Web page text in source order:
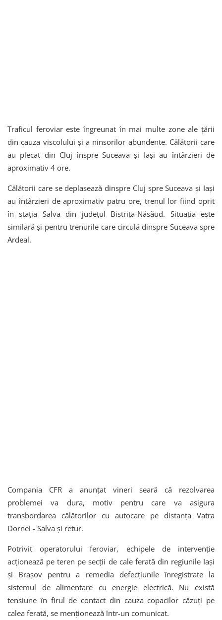
Traficul feroviar este îngreunat în mai multe zone ale țării
din cauza viscolului și a ninsorilor abundente. Călătorii care
au plecat din Cluj înspre Suceava și Iași au întârzieri de
aproximativ 4 ore.
Călătorii care se deplasează dinspre Cluj spre Suceava și Iași
au întârzieri de aproximativ patru ore, trenul lor fiind oprit
în stația Salva din județul Bistrița-Năsăud. Situația este
similară și pentru trenurile care circulă dinspre Suceava spre
Ardeal.
Compania CFR a anunțat vineri seară că rezolvarea
problemei va dura, motiv pentru care va asigura
transbordarea călătorilor cu autocare pe distanța Vatra
Dornei - Salva și retur.
Potrivit operatorului feroviar, echipele de intervenție
acționează pe teren pe secții de cale ferată din regiunile Iași
și Brașov pentru a remedia defecțiunile înregistrate la
sistemul de alimentare cu energie electrică. Nu există
tensiune în firul de contact din cauza copacilor căzuți pe
calea ferată, se menționează într-un comunicat.